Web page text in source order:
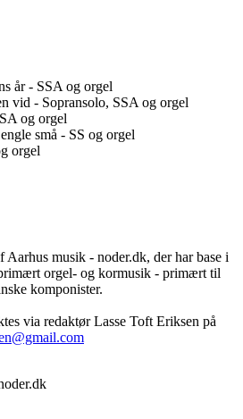
år - SSA og orgel
vid - Sopransolo, SSA og orgel
og orgel
små - SS og orgel
orgel
musik - noder.dk, der har base i
orgel- og kormusik - primært til
komponister.
via redaktør Lasse Toft Eriksen på